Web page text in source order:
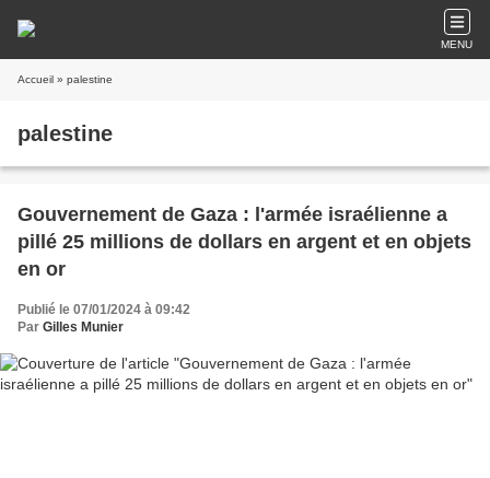
MENU
Accueil » palestine
palestine
Gouvernement de Gaza : l'armée israélienne a
pillé 25 millions de dollars en argent et en objets
en or
Publié le 07/01/2024 à 09:42
Par Gilles Munier